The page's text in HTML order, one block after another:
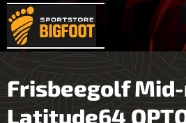
Frisbeegolf
Latitude64